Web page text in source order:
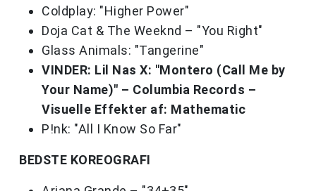
Coldplay: "Higher Power"
Doja Cat & The Weeknd – "You Right"
Glass Animals: "Tangerine"
VINDER: Lil Nas X: "Montero (Call Me by
Your Name)" – Columbia Records –
Visuelle Effekter af: Mathematic
P!nk: "All I Know So Far"
BEDSTE KOREOGRAFI